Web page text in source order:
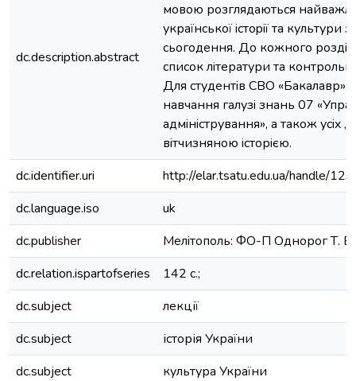
dc.description.abstract
мовою розглядаються
української icтopiї та культури
сьогодення. До кожного
список лiтератури та
Для студентiв СВО «Бакалавр»
навчання галузi знань 07
адмiнiстрування», а також ycix ,
вiтчизняною iсторiєю.
dc.identifier.uri
http://elar.tsatu.edu.ua/handle/
dc.language.iso
uk
dc.publisher
Мелiтополь: ФО-П Однорог Т. В.
dc.relation.ispartofseries
142 с.;
dc.subject
лекції
dc.subject
історія України
dc.subject
культура України